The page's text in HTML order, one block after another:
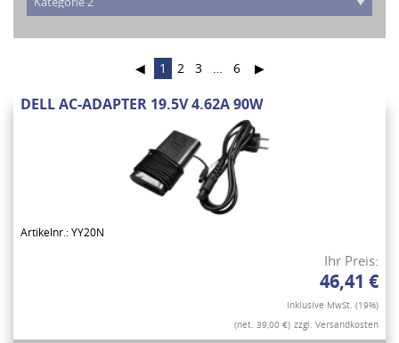
◀ 1 2 3 … 6 ▶
DELL AC-ADAPTER 19.5V 4.62A 90W
Artikelnr.: YY20N
Ihr Preis:
46,41 €
Inklusive MwSt. (19%)
(net. 39,00 €) zzgl. Versandkosten